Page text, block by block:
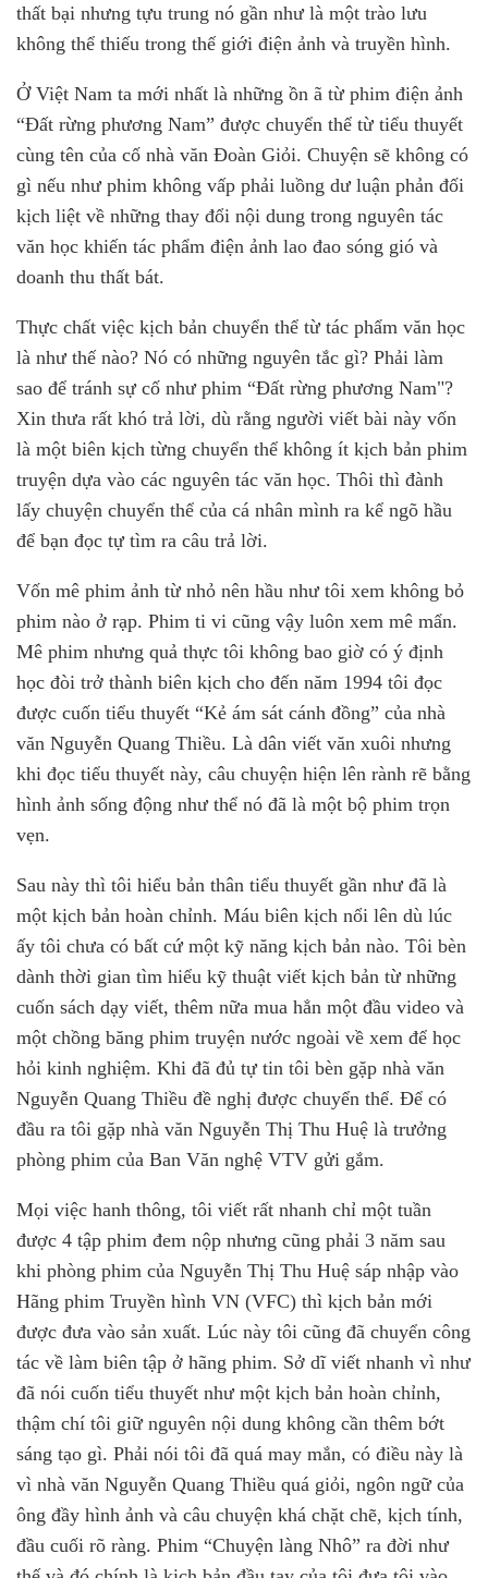
thất bại nhưng tựu trung nó gần như là một trào lưu
không thể thiếu trong thế giới điện ảnh và truyền hình.
Ở Việt Nam ta mới nhất là những ồn ã từ phim điện ảnh
“Đất rừng phương Nam” được chuyển thể từ tiểu thuyết
cùng tên của cố nhà văn Đoàn Giỏi. Chuyện sẽ không có
gì nếu như phim không vấp phải luồng dư luận phản đối
kịch liệt về những thay đổi nội dung trong nguyên tác
văn học khiến tác phẩm điện ảnh lao đao sóng gió và
doanh thu thất bát.
Thực chất việc kịch bản chuyển thể từ tác phẩm văn học
là như thế nào? Nó có những nguyên tắc gì? Phải làm
sao để tránh sự cố như phim “Đất rừng phương Nam"?
Xin thưa rất khó trả lời, dù rằng người viết bài này vốn
là một biên kịch từng chuyển thể không ít kịch bản phim
truyện dựa vào các nguyên tác văn học. Thôi thì đành
lấy chuyện chuyển thể của cá nhân mình ra kể ngõ hầu
để bạn đọc tự tìm ra câu trả lời.
Vốn mê phim ảnh từ nhỏ nên hầu như tôi xem không bỏ
phim nào ở rạp. Phim ti vi cũng vậy luôn xem mê mẩn.
Mê phim nhưng quả thực tôi không bao giờ có ý định
học đòi trở thành biên kịch cho đến năm 1994 tôi đọc
được cuốn tiểu thuyết “Kẻ ám sát cánh đồng” của nhà
văn Nguyễn Quang Thiều. Là dân viết văn xuôi nhưng
khi đọc tiểu thuyết này, câu chuyện hiện lên rành rẽ bằng
hình ảnh sống động như thể nó đã là một bộ phim trọn
vẹn.
Sau này thì tôi hiểu bản thân tiểu thuyết gần như đã là
một kịch bản hoàn chỉnh. Máu biên kịch nổi lên dù lúc
ấy tôi chưa có bất cứ một kỹ năng kịch bản nào. Tôi bèn
dành thời gian tìm hiểu kỹ thuật viết kịch bản từ những
cuốn sách dạy viết, thêm nữa mua hẳn một đầu video và
một chồng băng phim truyện nước ngoài về xem để học
hỏi kinh nghiệm. Khi đã đủ tự tin tôi bèn gặp nhà văn
Nguyễn Quang Thiều đề nghị được chuyển thể. Để có
đầu ra tôi gặp nhà văn Nguyễn Thị Thu Huệ là trưởng
phòng phim của Ban Văn nghệ VTV gửi gắm.
Mọi việc hanh thông, tôi viết rất nhanh chỉ một tuần
được 4 tập phim đem nộp nhưng cũng phải 3 năm sau
khi phòng phim của Nguyễn Thị Thu Huệ sáp nhập vào
Hãng phim Truyền hình VN (VFC) thì kịch bản mới
được đưa vào sản xuất. Lúc này tôi cũng đã chuyển công
tác về làm biên tập ở hãng phim. Sở dĩ viết nhanh vì như
đã nói cuốn tiểu thuyết như một kịch bản hoàn chỉnh,
thậm chí tôi giữ nguyên nội dung không cần thêm bớt
sáng tạo gì. Phải nói tôi đã quá may mắn, có điều này là
vì nhà văn Nguyễn Quang Thiều quá giỏi, ngôn ngữ của
ông đầy hình ảnh và câu chuyện khá chặt chẽ, kịch tính,
đầu cuối rõ ràng. Phim “Chuyện làng Nhô” ra đời như